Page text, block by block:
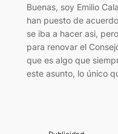
Buenas, soy Emilio
han puesto de
se iba a hacer asi,
para renovar el
que es algo que
este asunto, lo único